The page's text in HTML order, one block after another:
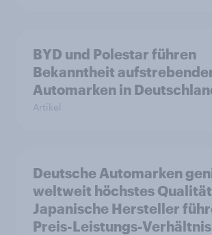
BYD und Polestar führen
Bekanntheit
Automarken in
Artikel
Deutsche Automarken
weltweit höchstes
Japanische Hersteller
Preis-Leistungs-Verhältnis